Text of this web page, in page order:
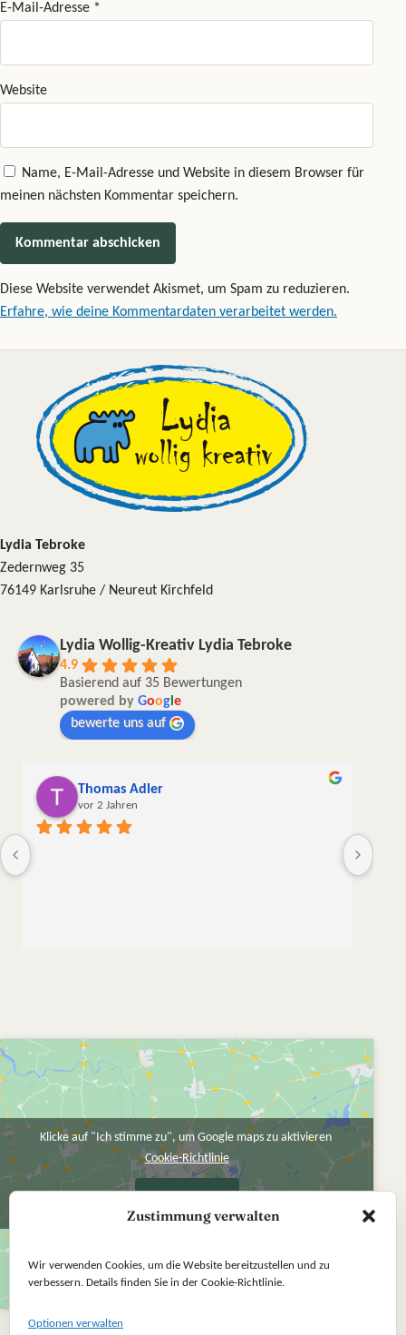
Zustimmung verwalten
Wir verwenden Cookies, um die Website bereitzustellen und zu
verbessern. Details finden Sie in der Cookie-Richtlinie.
Optionen verwalten
E-Mail-Adresse *
Website
Name, E-Mail-Adresse und Website in diesem Browser für
meinen nächsten Kommentar speichern.
Diese Website verwendet Akismet, um Spam zu reduzieren.
Erfahre, wie deine Kommentardaten verarbeitet werden.
Lydia Tebroke
Zedernweg 35
76149 Karlsruhe / Neureut Kirchfeld
Lydia Wollig-Kreativ Lydia Tebroke
4.9
Basierend auf 35 Bewertungen
powered by Google
bewerte uns auf
Thomas Adler
vor 2 Jahren
Klicke auf "Ich stimme zu", um Google maps zu aktivieren
Cookie-Richtlinie